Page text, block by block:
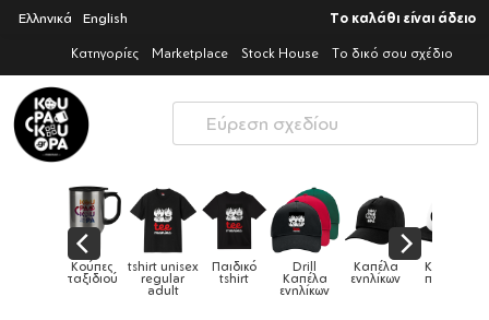
Ελληνικά English Το καλάθι είναι άδειο
Κατηγορίες Marketplace Stock House Το δικό σου σχέδιο
Κούπες
ταξιδιού
tshirt unisex
regular
adult
Παιδικό
tshirt
Drill
Καπέλα
ενηλίκων
Καπέλα
ενηλίκων
Καπέλα
παιδικά